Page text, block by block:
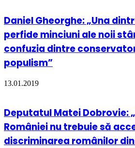
Daniel Gheorghe: „Una
perfide minciuni ale noii
confuzia dintre
populism”
13.01.2019
Deputatul Matei Dobrovie:
României nu trebuie să
discriminarea românilor